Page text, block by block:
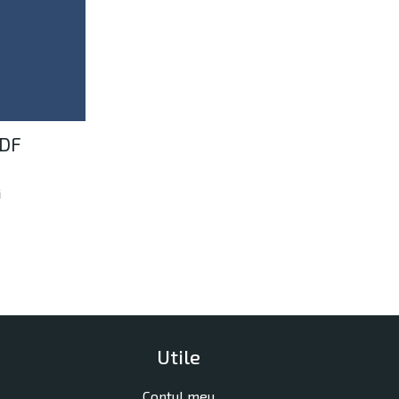
Utile